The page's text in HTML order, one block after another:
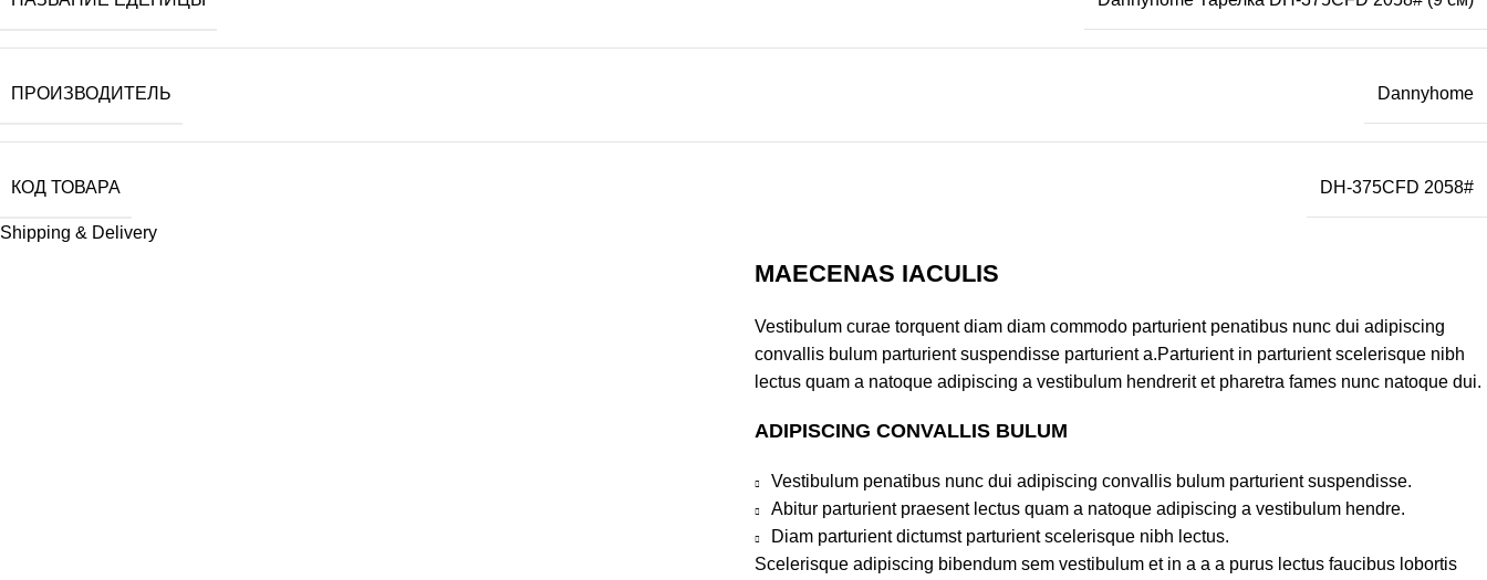
ПРОИЗВОДИТЕЛЬ Dannyhome
КОД ТОВАРА DH-375CFD 2058#
Shipping & Delivery
MAECENAS IACULIS
Vestibulum curae torquent diam diam commodo parturient penatibus nunc dui adipiscing
convallis bulum parturient suspendisse parturient a.Parturient in parturient scelerisque nibh
lectus quam a natoque adipiscing a vestibulum hendrerit et pharetra fames nunc natoque dui.
ADIPISCING CONVALLIS BULUM
Vestibulum penatibus nunc dui adipiscing convallis bulum parturient suspendisse.
Abitur parturient praesent lectus quam a natoque adipiscing a vestibulum hendre.
Diam parturient dictumst parturient scelerisque nibh lectus.
Scelerisque adipiscing bibendum sem vestibulum et in a a a purus lectus faucibus lobortis